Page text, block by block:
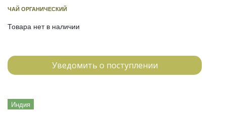
ЧАЙ ОРГАНИЧЕСКИЙ
Товара нет в наличии
Уведомить о поступлении
Индия